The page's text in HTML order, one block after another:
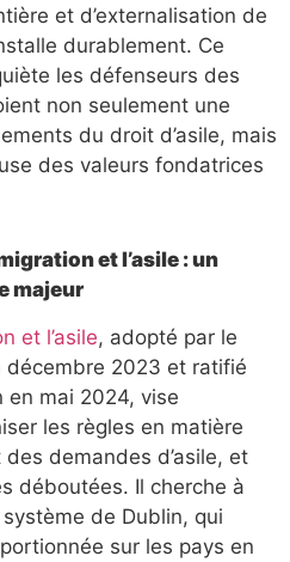
et d’externalisation de
durablement. Ce
les défenseurs des
non seulement une
du droit d’asile, mais
des valeurs fondatrices
et l’asile : un
majeur
et l’asile, adopté par le
décembre 2023 et ratifié
en mai 2024, vise
les règles en matière
demandes d’asile, et
déboutées. Il cherche à
de Dublin, qui
sur les pays en